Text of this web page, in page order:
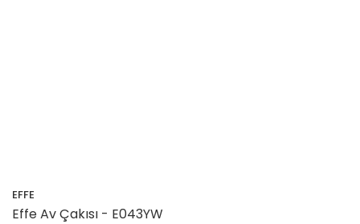
EFFE
Effe Av Çakısı - E043YW